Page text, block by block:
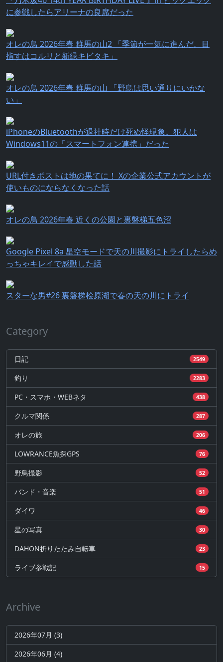
に参戦したらアリーナの良席だった
オレの鳥 2026年春 群馬の山2 「季節が一気に進んだ。目
指すはコルリと新緑キビタキ」
オレの鳥 2026年春 群馬の山 「野鳥は思い通りにいかな
い」
iPhoneのBluetoothが退社時だけ死ぬ怪現象。犯人は
Windows11の「スマートフォン連携」だった
URL付きポストは地の果てに！ Xの企業公式アカウントが
使いものにならなくなった話
オレの鳥 2026年春 近くの公園と裏磐梯五色沼
Google Pixel 8a 星空モードで天の川撮影にトライしたらめ
っちゃキレイで感動した話
スターな男#26 裏磐梯桧原湖で春の天の川にトライ
Category
日記 2549
釣り 2283
PC・スマホ・WEBネタ 438
クルマ関係 287
オレの旅 206
LOWRANCE魚探GPS 76
野鳥撮影 52
バンド・音楽 51
ダイワ 46
星の写真 30
DAHON折りたたみ自転車 23
ライブ参戦記 15
Archive
2026年07月 (3)
2026年06月 (4)